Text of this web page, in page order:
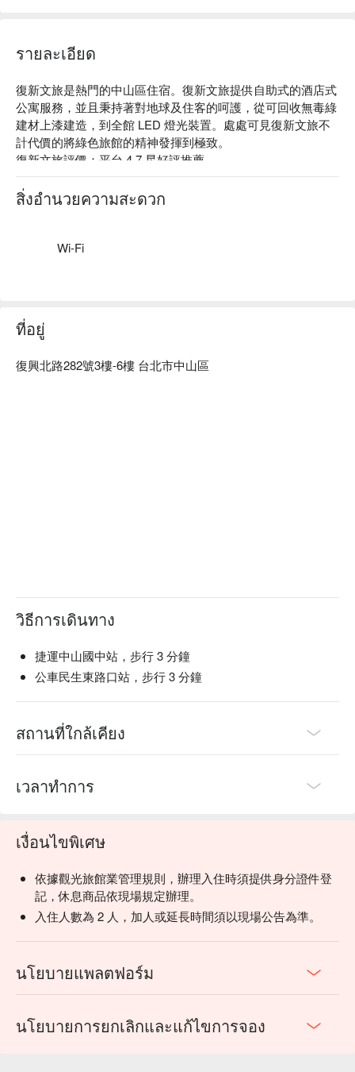
รายละเอียด
復新文旅是熱門的中山區住宿。復新文旅提供自助式的酒店式
公寓服務，並且秉持著對地球及住客的呵護，從可回收無毒綠
建材上漆建造，到全館 LED 燈光裝置。處處可見復新文旅不
計代價的將綠色旅館的精神發揮到極致。
復新文旅評價：平台 4.7 星好評推薦
復新文旅推薦：距離捷運中山國中站約 3 分鐘步行時間，鄰近
松山機場。旅店提供優良品牌的硬體設備和寢具用品以及免費
สิ่งอำนวยความสะดวก
Wi-Fi
ที่อยู่
復興北路282號3樓-6樓 台北市中山區
วิธีการเดินทาง
捷運中山國中站，步行 3 分鐘
公車民生東路口站，步行 3 分鐘
สถานที่ใกล้เคียง
เวลาทำการ
เงื่อนไขพิเศษ
依據觀光旅館業管理規則，辦理入住時須提供身分證件登
記，休息商品依現場規定辦理。
入住人數為 2 人，加人或延長時間須以現場公告為準。
นโยบายแพลตฟอร์ม
นโยบายการยกเลิกและแก้ไขการจอง